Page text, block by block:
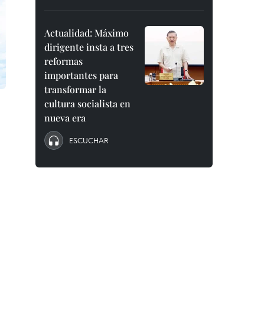
Actualidad: Máximo
dirigente insta a tres
reformas
importantes para
transformar la
cultura socialista en
nueva era
ESCUCHAR